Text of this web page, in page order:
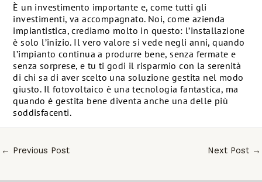
È un investimento importante e, come tutti gli
investimenti, va accompagnato. Noi, come azienda
impiantistica, crediamo molto in questo: l’installazione
è solo l’inizio. Il vero valore si vede negli anni, quando
l’impianto continua a produrre bene, senza fermate e
senza sorprese, e tu ti godi il risparmio con la serenità
di chi sa di aver scelto una soluzione gestita nel modo
giusto. Il fotovoltaico è una tecnologia fantastica, ma
quando è gestita bene diventa anche una delle più
soddisfacenti.
← Previous Post Next Post →